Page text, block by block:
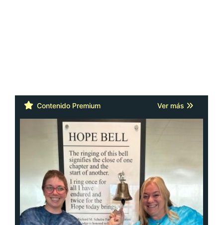
Contenido Premium Ver más